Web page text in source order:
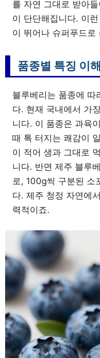
를 자연 그대로 받아
이 단단해집니다. 이
이 뛰어나 슈퍼푸드로
품종별 특징 이
블루베리는 품종에 따
다. 현재 국내에서 가
니다. 이 품종은 과육
때 톡 터지는 쾌감이
이 적어 생과 그대로
니다. 반면 제주 블루
로, 100g씩 구분된 소
다. 제주 청정 자연에
력적이죠.